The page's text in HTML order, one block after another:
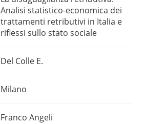
Analisi statistico-economica dei
trattamenti retributivi in Italia e
riflessi sullo stato sociale
Del Colle E.
Milano
Franco Angeli